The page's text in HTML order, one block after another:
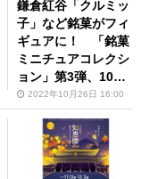
鎌倉紅谷「クルミッ
子」など銘菓がフィ
ギュアに！ 「銘菓
ミニチュアコレクシ
ョン」第3弾、10月
下旬から販売
2022年10月26日 16:00